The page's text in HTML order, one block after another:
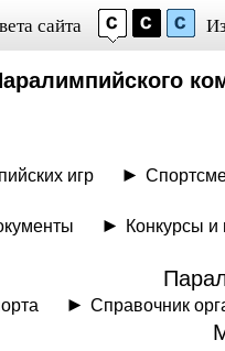
сайта
игр
Конкурсы
Справочник